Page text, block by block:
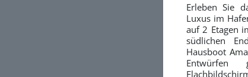
Erleben Sie
Luxus im
auf 2 Etagen
südlichen
Hausboot